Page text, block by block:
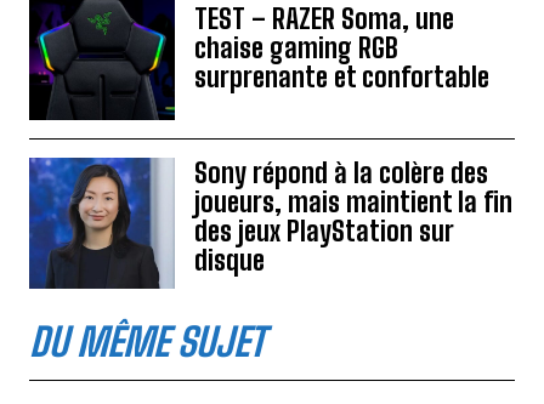
TEST – RAZER Soma, une
chaise gaming RGB
surprenante et confortable
Sony répond à la colère des
joueurs, mais maintient la fin
des jeux PlayStation sur
disque
DU MÊME SUJET